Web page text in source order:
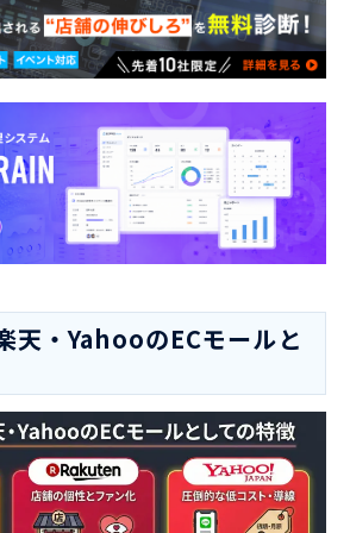
・YahooのECモールと